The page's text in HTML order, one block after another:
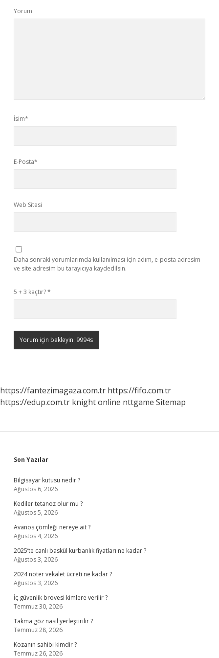
Yorum
İsim*
E-Posta*
Web Sitesi
Daha sonraki yorumlarımda kullanılması için adım, e-posta adresim
ve site adresim bu tarayıcıya kaydedilsin.
5 + 3 kaçtır?*
https://fantezimagaza.com.tr https://fifo.com.tr
https://edup.com.tr knight online nttgame Sitemap
Sidebar
Son Yazılar
Bilgisayar kutusu nedir ?
Ağustos 6, 2026
Kediler tetanoz olur mu ?
Ağustos 5, 2026
Avanos çömleği nereye ait ?
Ağustos 4, 2026
2025’te canlı baskül kurbanlık fiyatları ne kadar ?
Ağustos 3, 2026
2024 noter vekalet ücreti ne kadar ?
Ağustos 3, 2026
İç güvenlik brovesi kimlere verilir ?
Temmuz 30, 2026
Takma göz nasıl yerleştirilir ?
Temmuz 28, 2026
Kozanın sahibi kimdir ?
Temmuz 26, 2026